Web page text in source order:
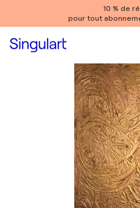
10 % de
pour tout